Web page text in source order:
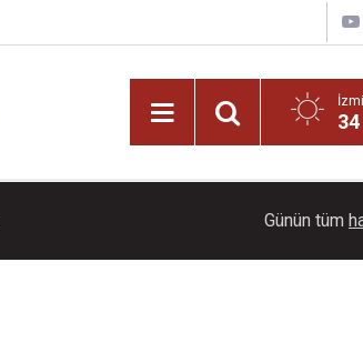
34
YENİ Partili Deniz
Günün tüm